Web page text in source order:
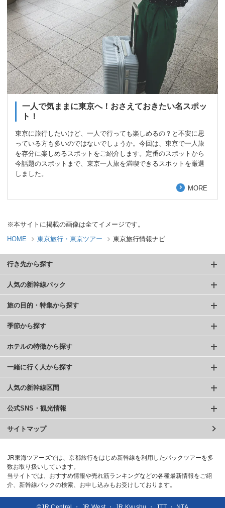
一人で気ままに東京へ！おさえておきたい名スポッ
ト！
東京に旅行したいけど、一人で行っても楽しめるの？と不安に思
っている方も多いのではないでしょうか。今回は、東京で一人旅
を存分に楽しめるスポットをご紹介します。定番のスポットから
今話題のスポットまで、東京一人旅を満喫できるスポットを厳選
しました。
MORE
※本サイトに掲載の画像は全てイメージです。
HOME
東京旅行・東京ツアー 東京旅行情報ナビ
行き先から探す
人気の新幹線パック
旅の目的・特集から探す
季節から探す
ホテルの特徴から探す
一緒に行く人から探す
人気の新幹線区間
公式SNS・観光情報
サイトマップ
JR東海ツアーズでは、京都旅行をはじめ新幹線を利用したパックツアーを多
数お取り扱いしています。
当サイトでは、おすすめ情報や売れ筋ランキングなどの各種最新情報をご紹
介、新幹線パックの検索、お申し込みもお受けしております。